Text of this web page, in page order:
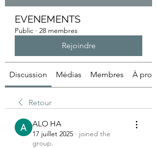
EVENEMENTS
Public · 28 membres
Rejoindre
Discussion Médias Membres À
Retour
ALO HA
17 juillet 2025 · joined the
group.